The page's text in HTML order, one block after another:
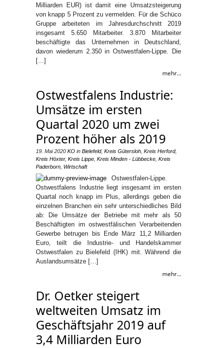
Milliarden EUR) ist damit eine Umsatzsteigerung
von knapp 5 Prozent zu vermelden. Für die Schüco
Gruppe arbeiteten im Jahresdurchschnitt 2019
insgesamt 5.650 Mitarbeiter. 3.870 Mitarbeiter
beschäftigte das Unternehmen in Deutschland,
davon wiederum 2.350 in Ostwestfalen-Lippe. Die
[…]
mehr...
Ostwestfalens Industrie:
Umsätze im ersten
Quartal 2020 um zwei
Prozent höher als 2019
19. Mai 2020 KO in Bielefeld, Kreis Gütersloh Kreis Herford,
Kreis Höxter, Kreis Lippe Kreis Minden - Lübbecke Kreis
Paderborn Wirtschaft
Ostwestfalen-Lippe.
Ostwestfalens Industrie liegt insgesamt im ersten
Quartal noch knapp im Plus, allerdings geben die
einzelnen Branchen ein sehr unterschiedliches Bild
ab: Die Umsätze der Betriebe mit mehr als 50
Beschäftigten im ostwestfälischen Verarbeitenden
Gewerbe betrugen bis Ende März 11,2 Milliarden
Euro, teilt die Industrie- und Handelskammer
Ostwestfalen zu Bielefeld (IHK) mit. Während die
Auslandsumsätze […]
mehr...
Dr. Oetker steigert
weltweiten Umsatz im
Geschäftsjahr 2019 auf
3,4 Milliarden Euro